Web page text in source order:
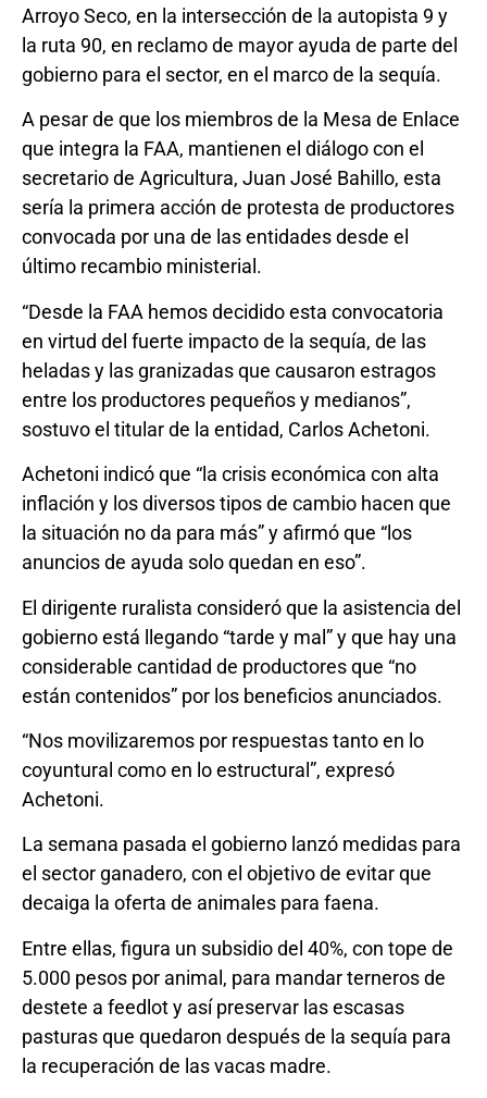
Arroyo Seco, en la intersección de la autopista 9 y
la ruta 90, en reclamo de mayor ayuda de parte del
gobierno para el sector, en el marco de la sequía.
A pesar de que los miembros de la Mesa de Enlace
que integra la FAA, mantienen el diálogo con el
secretario de Agricultura, Juan José Bahillo, esta
sería la primera acción de protesta de productores
convocada por una de las entidades desde el
último recambio ministerial.
“Desde la FAA hemos decidido esta convocatoria
en virtud del fuerte impacto de la sequía, de las
heladas y las granizadas que causaron estragos
entre los productores pequeños y medianos”,
sostuvo el titular de la entidad, Carlos Achetoni.
Achetoni indicó que “la crisis económica con alta
inflación y los diversos tipos de cambio hacen que
la situación no da para más” y afirmó que “los
anuncios de ayuda solo quedan en eso”.
El dirigente ruralista consideró que la asistencia del
gobierno está llegando “tarde y mal” y que hay una
considerable cantidad de productores que “no
están contenidos” por los beneficios anunciados.
“Nos movilizaremos por respuestas tanto en lo
coyuntural como en lo estructural”, expresó
Achetoni.
La semana pasada el gobierno lanzó medidas para
el sector ganadero, con el objetivo de evitar que
decaiga la oferta de animales para faena.
Entre ellas, figura un subsidio del 40%, con tope de
5.000 pesos por animal, para mandar terneros de
destete a feedlot y así preservar las escasas
pasturas que quedaron después de la sequía para
la recuperación de las vacas madre.